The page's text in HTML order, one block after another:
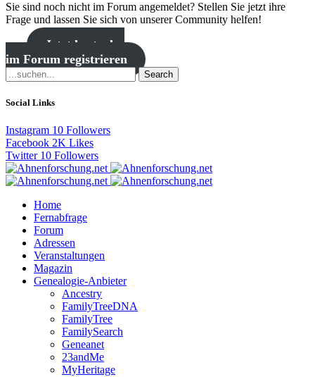
Sie sind noch nicht im Forum angemeldet? Stellen Sie jetzt ihre
Frage und lassen Sie sich von unserer Community helfen!
Jetzt kostenlos
im Forum registrieren
Search
Social Links
Instagram 10 Followers
Facebook 2K Likes
Twitter 10 Followers
Home
Fernabfrage
Forum
Adressen
Veranstaltungen
Magazin
Genealogie-Anbieter
Ancestry
FamilyTreeDNA
FamilyTree
FamilySearch
Geneanet
23andMe
MyHeritage